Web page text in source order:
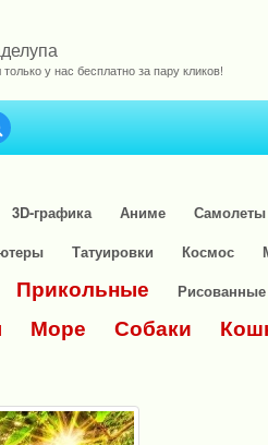
у нас бесплатно за пару кликов!
3D-графика Аниме Самолеты
Татуировки Космос
Прикольные
Море Собаки